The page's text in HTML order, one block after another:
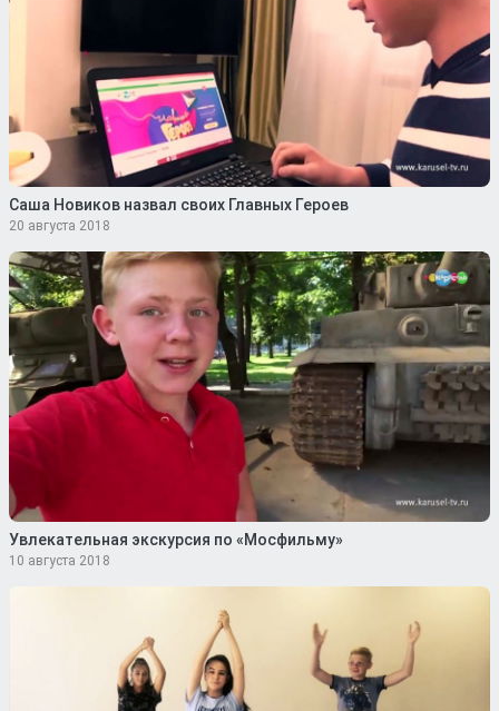
Саша Новиков назвал своих Главных Героев
20 августа 2018
Увлекательная экскурсия по «Мосфильму»
10 августа 2018